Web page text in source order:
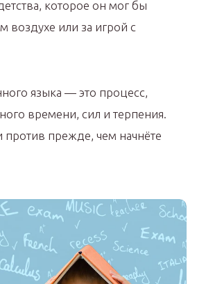
которое он мог бы
воздухе или за игрой с
языка — это процесс,
времени, сил и терпения.
против прежде, чем начнёте